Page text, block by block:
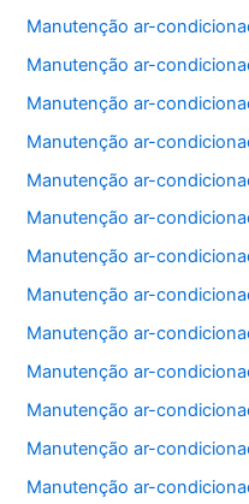
Manutenção ar-
Manutenção ar-
Manutenção ar-
Manutenção ar-
Manutenção ar-
Manutenção ar-
Manutenção ar-
Manutenção ar-
Manutenção ar-
Manutenção ar-
Manutenção ar-
Manutenção ar-
Manutenção ar-